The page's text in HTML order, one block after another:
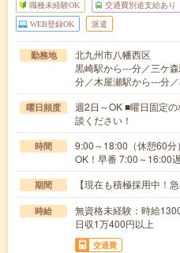
職種未経験OK 交通費別途支給あり
WEB登録OK 派遣
勤務地
北九州市八幡西区
黒崎駅から---分／三ケ
分／木屋瀬駅から---分
曜日頻度
週2日～OK ■曜日固定
談ください！
時間
9:00～18:00（休憩60分
OK！早番 7:00～16:00
期間 【現在も積極採用中！
時給
無資格未経験：時給
日収1万400円以上
交通費